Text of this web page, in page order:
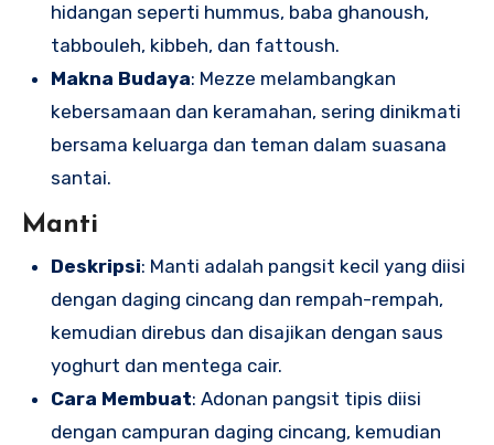
hidangan seperti hummus, baba ghanoush,
tabbouleh, kibbeh, dan fattoush.
Makna Budaya: Mezze melambangkan
kebersamaan dan keramahan, sering dinikmati
bersama keluarga dan teman dalam suasana
santai.
Manti
Deskripsi: Manti adalah pangsit kecil yang diisi
dengan daging cincang dan rempah-rempah,
kemudian direbus dan disajikan dengan saus
yoghurt dan mentega cair.
Cara Membuat: Adonan pangsit tipis diisi
dengan campuran daging cincang, kemudian